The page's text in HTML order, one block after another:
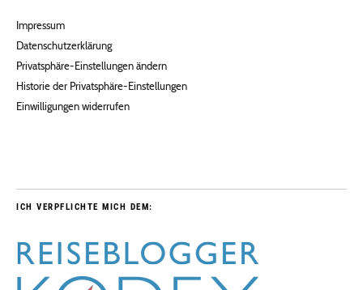
Impressum
Datenschutzerklärung
Privatsphäre-Einstellungen ändern
Historie der Privatsphäre-Einstellungen
Einwilligungen widerrufen
ICH VERPFLICHTE MICH DEM: